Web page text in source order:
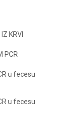
KRVI
PCR
u fecesu
u fecesu